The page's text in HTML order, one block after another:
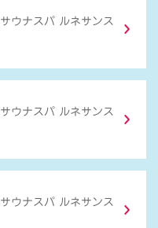
サウナスパ ルネサンス
サウナスパ ルネサンス
サウナスパ ルネサンス